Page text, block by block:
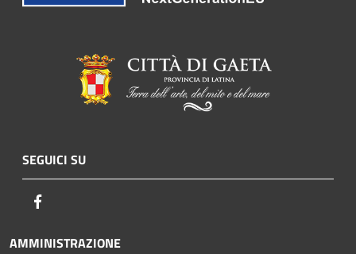
SEGUICI SU
AMMINISTRAZIONE